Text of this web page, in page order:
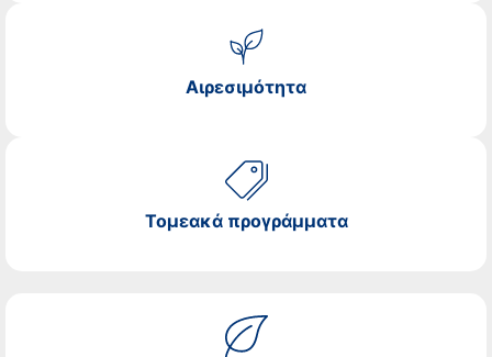
Αιρεσιμότητα
Τομεακά προγράμματα